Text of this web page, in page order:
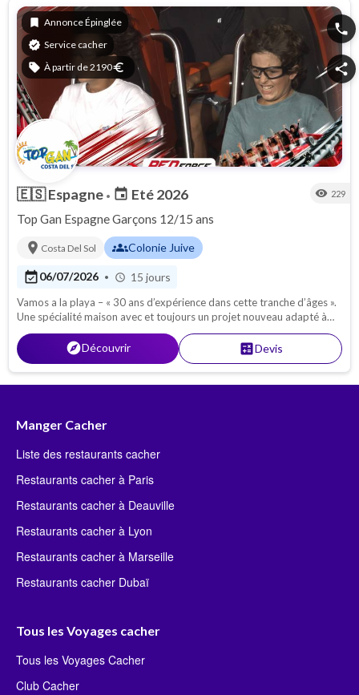
bookmark Annonce Épinglée
verified Service cacher
sell À partir de 2190euro
phone
share
🇪🇸Espagne • event Eté 2026 visibility 229
Top Gan Espagne Garçons 12/15 ans
location_on Costa Del Sol groupsColonie Juive
event_available06/07/2026 • schedule 15 jours
Vamos a la playa – « 30 ans d’expérience dans cette tranche d’âges ».
Une spécialité maison avec et toujours un projet nouveau adapté à
tous les délires du moment !!! Garçons de 12 à 15 ans.
exploreDécouvrir calculateDevis
Manger Cacher
Liste des restaurants cacher
Restaurants cacher à Paris
Restaurants cacher à Deauville
Restaurants cacher à Lyon
Restaurants cacher à Marseille
Restaurants cacher Dubaï
Tous les Voyages cacher
Tous les Voyages Cacher
Club Cacher